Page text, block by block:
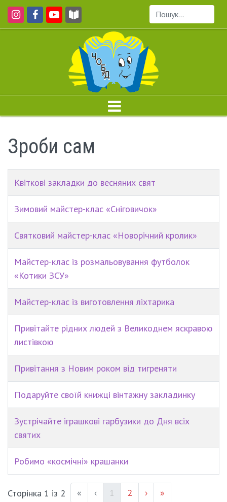
Пошук...
Зроби сам
Квіткові закладки до весняних свят
Зимовий майстер-клас «Сніговичок»
Святковий майстер-клас «Новорічний кролик»
Майстер-клас із розмальовування футболок
«Котики ЗСУ»
Майстер-клас із виготовлення ліхтарика
Привітайте рідних людей з Великоднем яскравою
листівкою
Привітання з Новим роком від тигреняти
Подаруйте своїй книжці вінтажну закладинку
Зустрічайте іграшкові гарбузики до Дня всіх
святих
Робимо «космічні» крашанки
Сторінка 1 із 2 « ‹ (current)
1 Page #
2 › »